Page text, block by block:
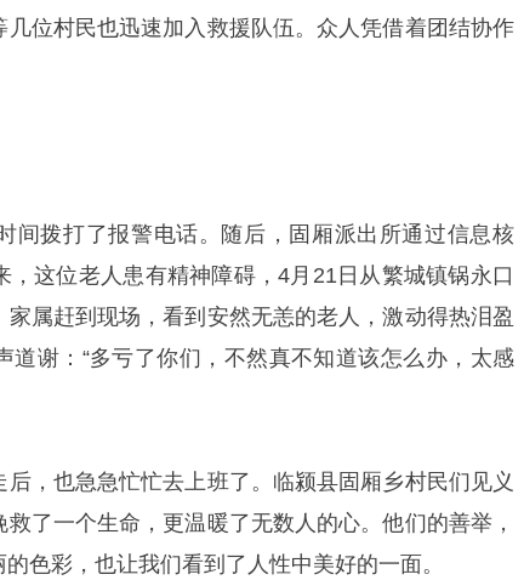
位村民也迅速加入救援队伍。众人凭借着团结协作
间拨打了报警电话。随后，固厢派出所通过信息核
这位老人患有精神障碍，4月21日从繁城镇锅永口
属赶到现场，看到安然无恙的老人，激动得热泪盈
道谢：“多亏了你们，不然真不知道该怎么办，太感
，也急急忙忙去上班了。临颍县固厢乡村民们见义
了一个生命，更温暖了无数人的心。他们的善举，
色彩，也让我们看到了人性中美好的一面。